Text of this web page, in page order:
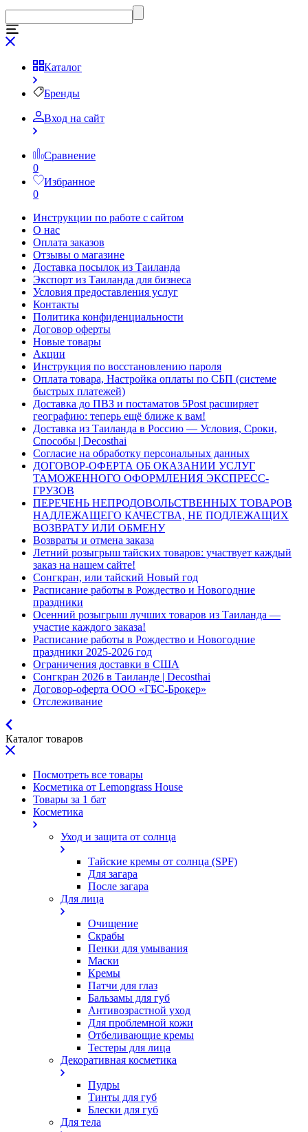
Каталог
Бренды
Вход на сайт
Сравнение
0
Избранное
0
Инструкции по работе с сайтом
О нас
Оплата заказов
Отзывы о магазине
Доставка посылок из Таиланда
Экспорт из Таиланда для бизнеса
Условия предоставления услуг
Контакты
Политика конфиденциальности
Договор оферты
Новые товары
Акции
Инструкция по восстановлению пароля
Оплата товара, Настройка оплаты по СБП (системе
быстрых платежей)
Доставка до ПВЗ и постаматов 5Post расширяет
географию: теперь ещё ближе к вам!
Доставка из Таиланда в Россию — Условия, Сроки,
Способы | Decosthai
Согласие на обработку персональных данных
ДОГОВОР-ОФЕРТА ОБ ОКАЗАНИИ УСЛУГ
ТАМОЖЕННОГО ОФОРМЛЕНИЯ ЭКСПРЕСС-
ГРУЗОВ
ПЕРЕЧЕНЬ НЕПРОДОВОЛЬСТВЕННЫХ ТОВАРОВ
НАДЛЕЖАЩЕГО КАЧЕСТВА, НЕ ПОДЛЕЖАЩИХ
ВОЗВРАТУ ИЛИ ОБМЕНУ
Возвраты и отмена заказа
Летний розыгрыш тайских товаров: участвует каждый
заказ на нашем сайте!
Сонгкран, или тайский Новый год
Расписание работы в Рождество и Новогодние
праздники
Осенний розыгрыш лучших товаров из Таиланда —
участие каждого заказа!
Расписание работы в Рождество и Новогодние
праздники 2025-2026 год
Ограничения доставки в США
Сонгкран 2026 в Таиланде | Decosthai
Договор-оферта ООО «ГБС-Брокер»
Отслеживание
Каталог товаров
Посмотреть все товары
Косметика от Lemongrass House
Товары за 1 бат
Косметика
Уход и защита от солнца
Тайские кремы от солнца (SPF)
Для загара
После загара
Для лица
Очищение
Скрабы
Пенки для умывания
Маски
Кремы
Патчи для глаз
Бальзамы для губ
Антивозрастной уход
Для проблемной кожи
Oтбеливающие кремы
Тестеры для лица
Декоративная косметика
Пудры
Тинты для губ
Блески для губ
Для тела